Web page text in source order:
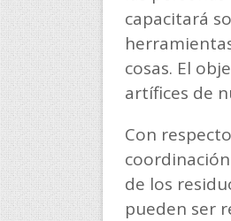
capacitará
cosas. El
artífices de
Con
de los
pueden ser